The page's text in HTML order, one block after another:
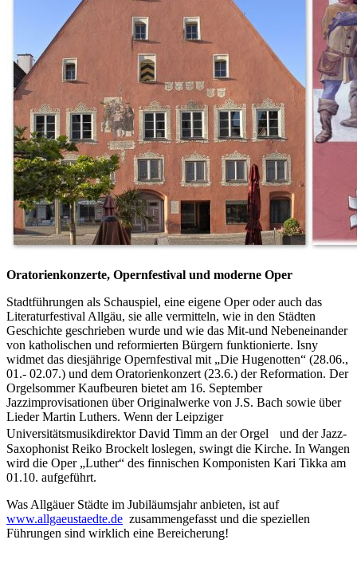
Oratorienkonzerte, Opernfestival und moderne Oper
Stadtführungen als Schauspiel, eine eigene Oper oder auch das
Literaturfestival Allgäu, sie alle vermitteln, wie in den Städten
Geschichte geschrieben wurde und wie das Mit-und Nebeneinander
von katholischen und reformierten Bürgern funktionierte. Isny
widmet das diesjährige Opernfestival mit „Die Hugenotten“ (28.06.,
01.- 02.07.) und dem Oratorienkonzert (23.6.) der Reformation. Der
Orgelsommer Kaufbeuren bietet am 16. September
Jazzimprovisationen über Originalwerke von J.S. Bach sowie über
Lieder Martin Luthers. Wenn der Leipziger
Universitätsmusikdirektor David Timm an der Orgel und der Jazz-
Saxophonist Reiko Brockelt loslegen, swingt die Kirche. In Wangen
wird die Oper „Luther“ des finnischen Komponisten Kari Tikka am
01.10. aufgeführt.
Was Allgäuer Städte im Jubiläumsjahr anbieten, ist auf
www.allgaeustaedte.de zusammengefasst und die speziellen
Führungen sind wirklich eine Bereicherung!